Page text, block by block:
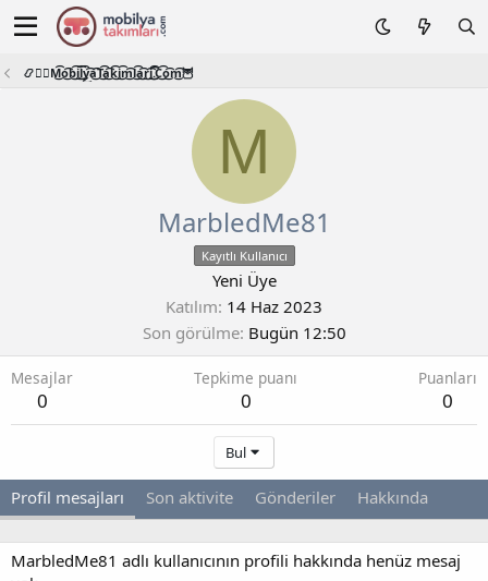
📿🧙‍♂️M͜͡o͜͡b͜͡i͜͡l͜͡y͜͡a͜͡T͜͡a͜͡k͜͡i͜͡m͜͡l͜͡a͜͡r͜͡i͜͡.͜͡C͜͡o͜͡m͜͡🦉
M
MarbledMe81
Kayıtlı Kullanıcı
Yeni Üye
Katılım 14 Haz 2023
Son görülme Bugün 12:50
Mesajlar
0
Tepkime puanı
0
Puanları
0
Bul
Profil mesajları Son aktivite Gönderiler Hakkında
MarbledMe81 adlı kullanıcının profili hakkında henüz mesaj